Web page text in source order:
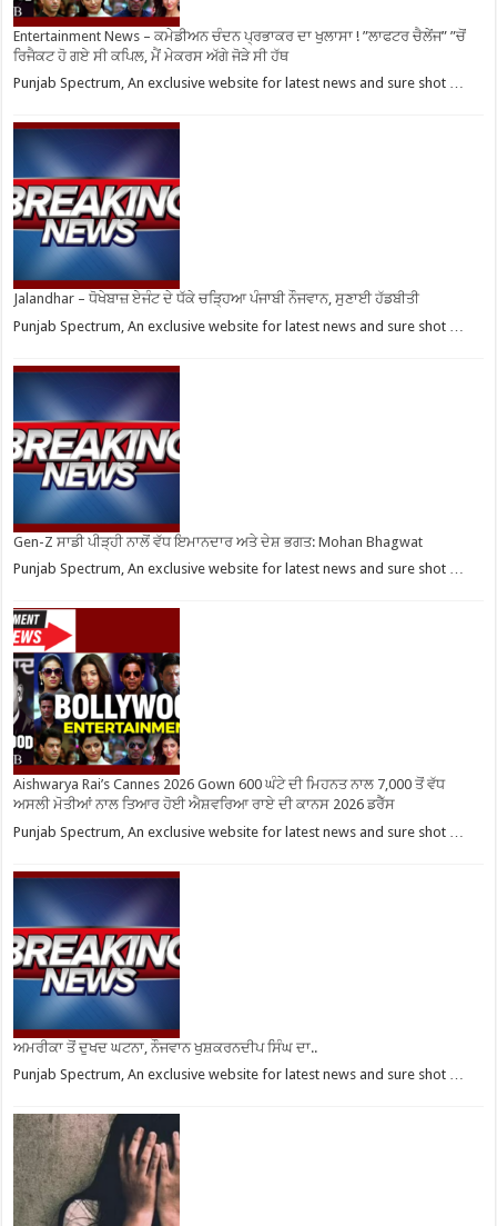
Entertainment News – ਕਮੇਡੀਅਨ ਚੰਦਨ ਪ੍ਰਭਾਕਰ ਦਾ ਖੁਲਾਸਾ ! ”ਲਾਫਟਰ ਚੈਲੇਂਜ” ”ਚੋਂ
ਰਿਜੈਕਟ ਹੋ ਗਏ ਸੀ ਕਪਿਲ, ਮੈਂ ਮੇਕਰਸ ਅੱਗੇ ਜੋੜੇ ਸੀ ਹੱਥ
Punjab Spectrum, An exclusive website for latest news and sure shot …
Jalandhar – ਧੋਖੇਬਾਜ਼ ਏਜੰਟ ਦੇ ਧੱਕੇ ਚੜ੍ਹਿਆ ਪੰਜਾਬੀ ਨੌਜਵਾਨ, ਸੁਣਾਈ ਹੱਡਬੀਤੀ
Punjab Spectrum, An exclusive website for latest news and sure shot …
Gen-Z ਸਾਡੀ ਪੀੜ੍ਹੀ ਨਾਲੋਂ ਵੱਧ ਇਮਾਨਦਾਰ ਅਤੇ ਦੇਸ਼ ਭਗਤ: Mohan Bhagwat
Punjab Spectrum, An exclusive website for latest news and sure shot …
Aishwarya Rai’s Cannes 2026 Gown 600 ਘੰਟੇ ਦੀ ਮਿਹਨਤ ਨਾਲ 7,000 ਤੋਂ ਵੱਧ
ਅਸਲੀ ਮੋਤੀਆਂ ਨਾਲ ਤਿਆਰ ਹੋਈ ਐਸ਼ਵਰਿਆ ਰਾਏ ਦੀ ਕਾਨਸ 2026 ਡਰੈੱਸ
Punjab Spectrum, An exclusive website for latest news and sure shot …
ਅਮਰੀਕਾ ਤੋਂ ਦੁਖਦ ਘਟਨਾ, ਨੌਜਵਾਨ ਖੁਸ਼ਕਰਨਦੀਪ ਸਿੰਘ ਦਾ..
Punjab Spectrum, An exclusive website for latest news and sure shot …